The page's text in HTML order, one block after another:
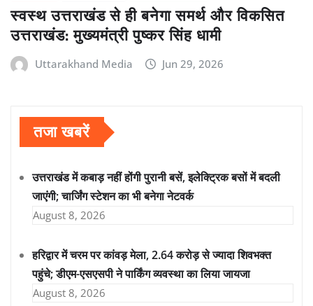
स्वस्थ उत्तराखंड से ही बनेगा समर्थ और विकसित
उत्तराखंड: मुख्यमंत्री पुष्कर सिंह धामी
Uttarakhand Media Jun 29, 2026
तजा खबरें
उत्तराखंड में कबाड़ नहीं होंगी पुरानी बसें, इलेक्ट्रिक बसों में बदली
जाएंगी; चार्जिंग स्टेशन का भी बनेगा नेटवर्क
August 8, 2026
हरिद्वार में चरम पर कांवड़ मेला, 2.64 करोड़ से ज्यादा शिवभक्त
पहुंचे; डीएम-एसएसपी ने पार्किंग व्यवस्था का लिया जायजा
August 8, 2026